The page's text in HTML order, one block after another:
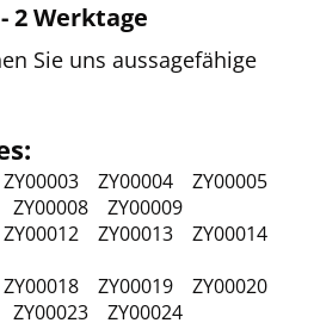
2 Werktage
Sie uns aussagefähige
ZY00004 ZY00005
ZY00009
ZY00013 ZY00014
ZY00019 ZY00020
ZY00024